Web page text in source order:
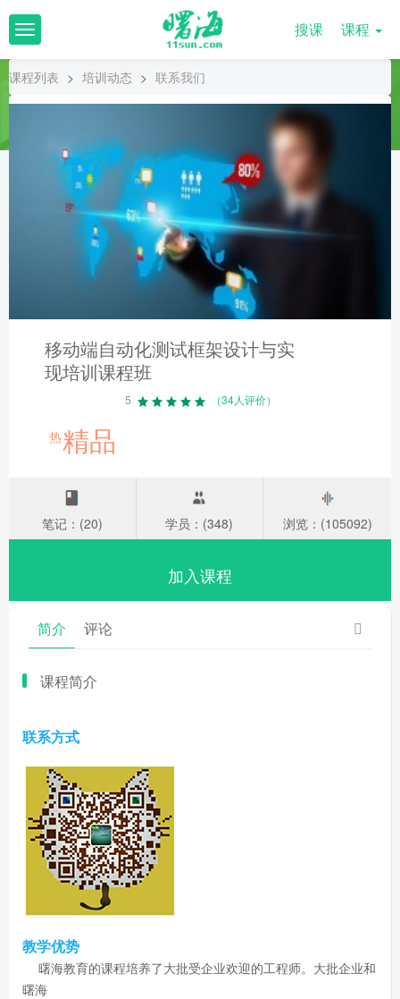
T
o
g
l
搜课 课程
课程列表 > 培训动态 > 联系我们
移动端自动化测试框架设计与实
现培训课程班
5 （34人评价）
热精品
笔记：(20) 学员：(348) 浏览：(105092)
加入课程
简介 评论
课程简介
联系方式
教学优势
曙海教育的课程培养了大批受企业欢迎的工程师。大批企业和
曙海